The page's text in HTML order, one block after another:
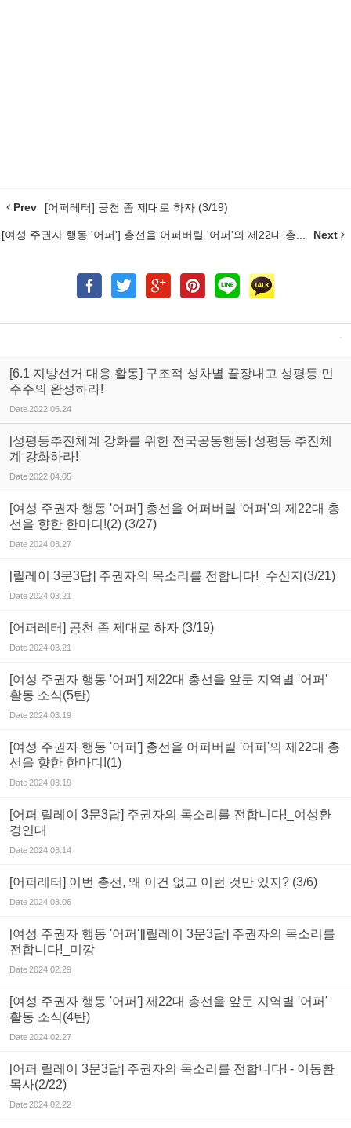
Prev [어퍼레터] 공천 좀 제대로 하자 (3/19)
[여성 주권자 행동 '어퍼'] 총선을 어퍼버릴 '어퍼'의 제22대 총... Next
[6.1 지방선거 대응 활동] 구조적 성차별 끝장내고 성평등 민
주주의 완성하라!
Date2022.05.24
[성평등추진체계 강화를 위한 전국공동행동] 성평등 추진체
계 강화하라!
Date2022.04.05
[여성 주권자 행동 '어퍼'] 총선을 어퍼버릴 '어퍼'의 제22대 총
선을 향한 한마디!(2) (3/27)
Date2024.03.27
[릴레이 3문3답] 주권자의 목소리를 전합니다!_수신지(3/21)
Date2024.03.21
[어퍼레터] 공천 좀 제대로 하자 (3/19)
Date2024.03.21
[여성 주권자 행동 '어퍼'] 제22대 총선을 앞둔 지역별 '어퍼'
활동 소식(5탄)
Date2024.03.19
[여성 주권자 행동 '어퍼'] 총선을 어퍼버릴 '어퍼'의 제22대 총
선을 향한 한마디!(1)
Date2024.03.19
[어퍼 릴레이 3문3답] 주권자의 목소리를 전합니다!_여성환
경연대
Date2024.03.14
[어퍼레터] 이번 총선, 왜 이건 없고 이런 것만 있지? (3/6)
Date2024.03.06
[여성 주권자 행동 '어퍼'][릴레이 3문3답] 주권자의 목소리를
전합니다!_미깡
Date2024.02.29
[여성 주권자 행동 '어퍼'] 제22대 총선을 앞둔 지역별 '어퍼'
활동 소식(4탄)
Date2024.02.27
[어퍼 릴레이 3문3답] 주권자의 목소리를 전합니다! - 이동환
목사(2/22)
Date2024.02.22